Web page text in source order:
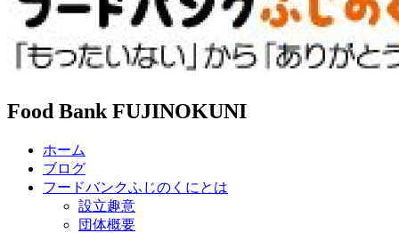
Food Bank FUJINOKUNI
ホーム
ブログ
フードバンクふじのくにとは
設立趣意
団体概要